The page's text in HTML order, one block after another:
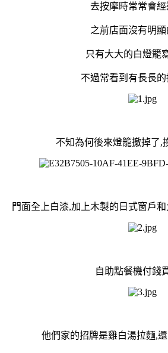
去按摩時常常會經
之前店面沒有明
只有大大的白燈籠
不過常看到有長長
不知為何後來燈籠撤掉了,
門面全上白漆,加上木製的日式窗戶
自助點餐機付錢
他們家的招牌是雞白湯拉麵,